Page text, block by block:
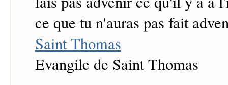
ce que tu n'auras pas fait
Saint Thomas
Evangile de Saint Thomas